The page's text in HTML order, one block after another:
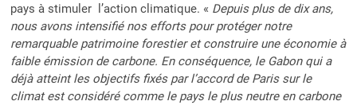
pays à stimuler l’action climatique. « Depuis plus de dix ans,
nous avons intensifié nos efforts pour protéger notre
remarquable patrimoine forestier et construire une économie à
faible émission de carbone. En conséquence, le Gabon qui a
déjà atteint les objectifs fixés par l’accord de Paris sur le
climat est considéré comme le pays le plus neutre en carbone